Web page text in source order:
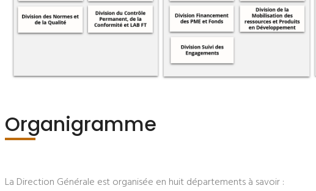
Organigramme
La Direction Générale est organisée en huit départements à savoir :